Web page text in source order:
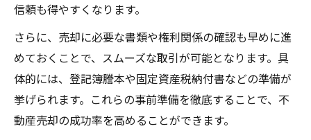
信頼も得やすくなります。
さらに、売却に必要な書類や権利関係の確認も早めに進
めておくことで、スムーズな取引が可能となります。具
体的には、登記簿謄本や固定資産税納付書などの準備が
挙げられます。これらの事前準備を徹底することで、不
動産売却の成功率を高めることができます。